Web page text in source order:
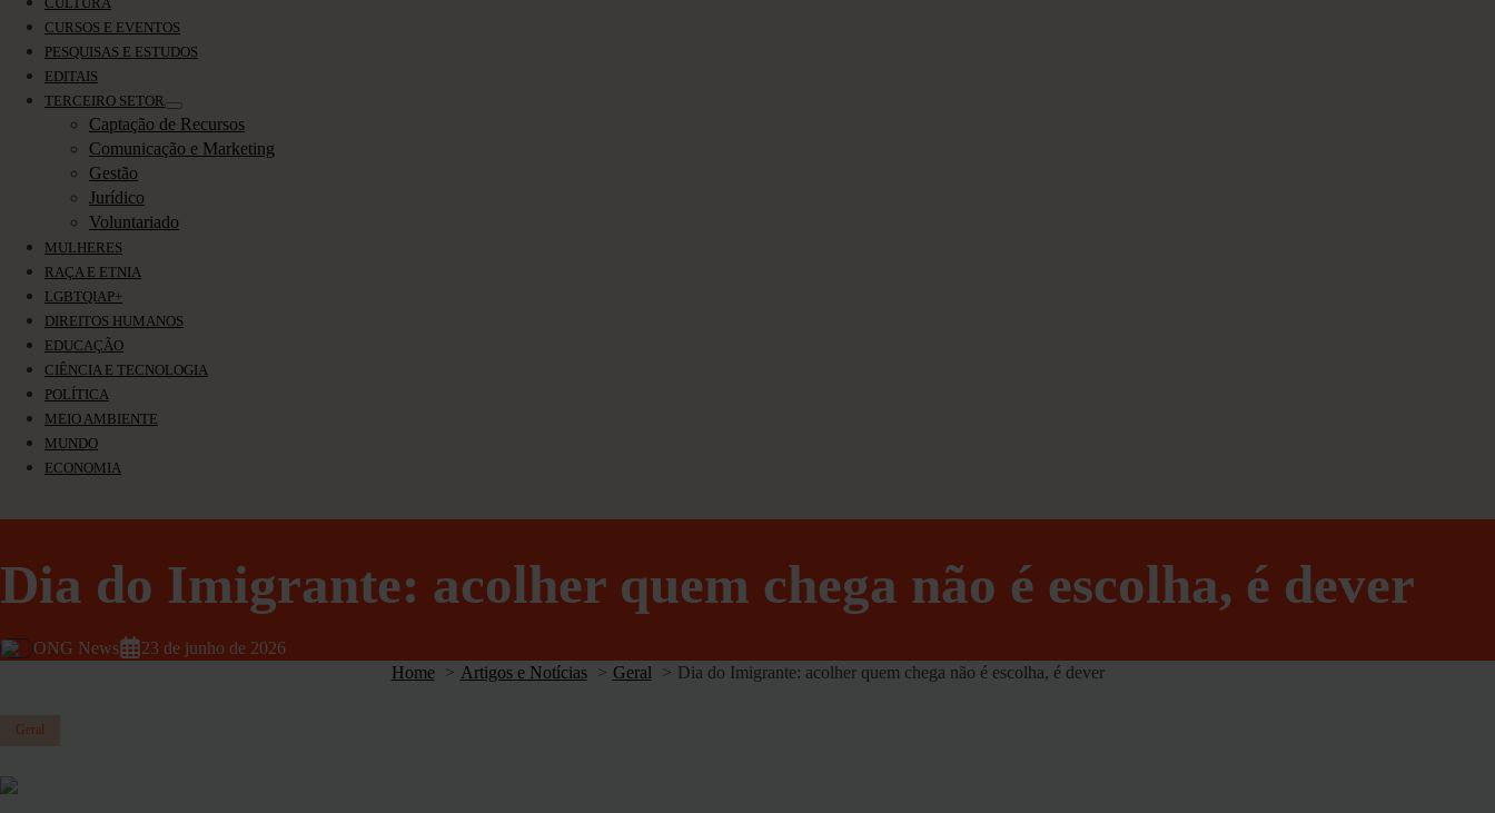
CURSOS E EVENTOS
PESQUISAS E ESTUDOS
EDITAIS
TERCEIRO SETOR
Captação de Recursos
Comunicação e Marketing
Gestão
Jurídico
Voluntariado
MULHERES
RAÇA E ETNIA
LGBTQIAP+
DIREITOS HUMANOS
EDUCAÇÃO
CIÊNCIA E TECNOLOGIA
POLÍTICA
MEIO AMBIENTE
MUNDO
ECONOMIA
Dia do Imigrante: acolher quem chega não é escolha, é dever
ONG News
23 de junho de 2026
Home
Artigos e Notícias Geral Dia do Imigrante: acolher quem chega não é escolha, é dever
Geral